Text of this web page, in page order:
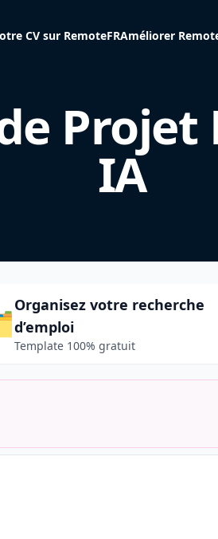
CV sur RemoteFRAméliorer
Projet
IA
Organisez votre recherche
d’emploi
Template 100% gratuit